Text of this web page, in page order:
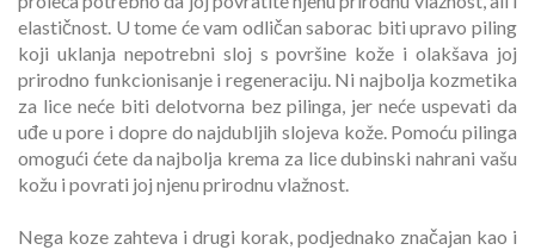
elastičnost. U tome će vam odličan saborac biti upravo piling
koji uklanja nepotrebni sloj s površine kože i olakšava joj
prirodno funkcionisanje i regeneraciju. Ni najbolja kozmetika
za lice neće biti delotvorna bez pilinga, jer neće uspevati da
uđe u pore i dopre do najdubljih slojeva kože. Pomoću pilinga
omogući ćete da najbolja krema za lice dubinski nahrani vašu
kožu i povrati joj njenu prirodnu vlažnost.
Nega koze zahteva i drugi korak, podjednako značajan kao i